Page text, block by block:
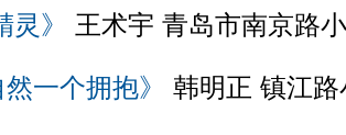
灵》 王术宇 青岛市南京路
然一个拥抱》 韩明正 镇江路